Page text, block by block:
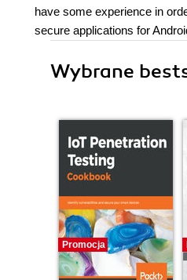
have some experience in
secure applications for
Wybrane
Promocja